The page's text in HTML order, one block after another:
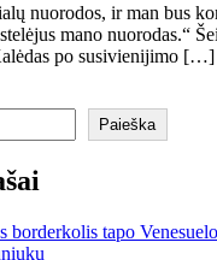
nuorodos, ir man bus
mano nuorodas.“
po susivienijimo […]
Paieška
borderkolis tapo